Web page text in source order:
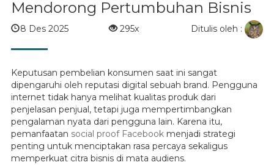
Mendorong Pertumbuhan Bisnis
8 Des 2025 295x Ditulis oleh :
Keputusan pembelian konsumen saat ini sangat
dipengaruhi oleh reputasi digital sebuah brand. Pengguna
internet tidak hanya melihat kualitas produk dari
penjelasan penjual, tetapi juga mempertimbangkan
pengalaman nyata dari pengguna lain. Karena itu,
pemanfaatan social proof Facebookmenjadi strategi
penting untuk menciptakan rasa percaya sekaligus
memperkuat citra bisnis di mata audiens.